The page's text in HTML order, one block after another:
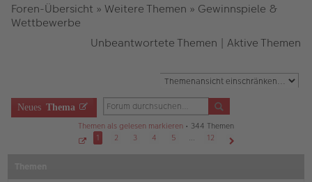
Foren-Übersicht » Weitere Themen » Gewinnspiele &
Wettbewerbe
Unbeantwortete Themen | Aktive Themen
Neues Thema
Themen als gelesen markieren • 344 Themen
1 2 3 4 5 …
12